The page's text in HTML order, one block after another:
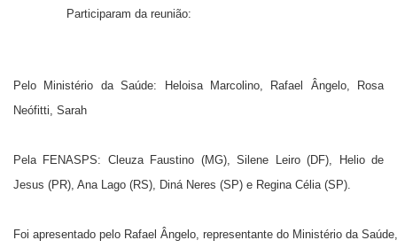
Participaram da reunião:
Pelo Ministério da Saúde: Heloisa Marcolino, Rafael Ângelo, Rosa
Neófitti, Sarah
Pela FENASPS: Cleuza Faustino (MG), Silene Leiro (DF), Helio de
Jesus (PR), Ana Lago (RS), Diná Neres (SP) e Regina Célia (SP).
Foi apresentado pelo Rafael Ângelo, representante do Ministério da